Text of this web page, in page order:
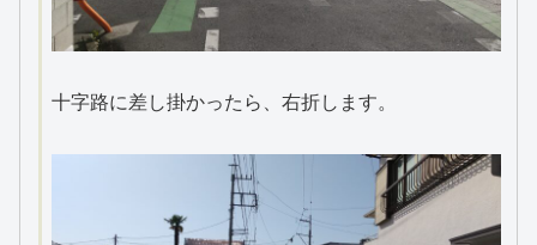
十字路に差し掛かったら、右折します。